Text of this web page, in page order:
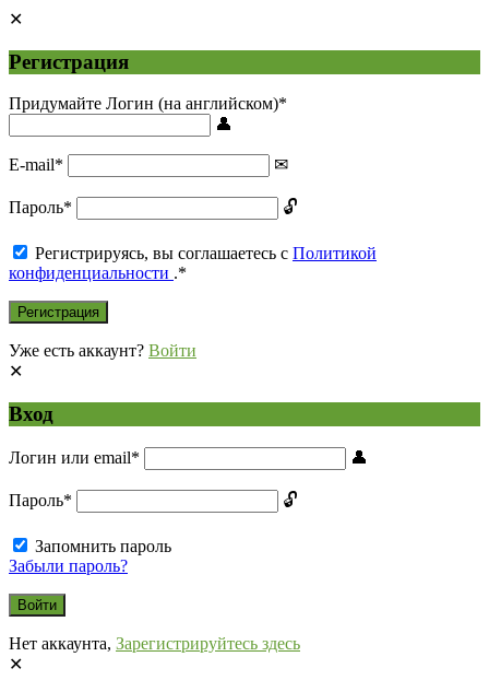
Регистрация
Придумайте Логин (на английском)*
E-mail*
Пароль*
Регистрируясь, вы соглашаетесь с Политикой
конфиденциальности .*
Уже есть аккаунт? Войти
Вход
Логин или email*
Пароль*
Запомнить пароль
Забыли пароль?
Нет аккаунта, Зарегистрируйтесь здесь